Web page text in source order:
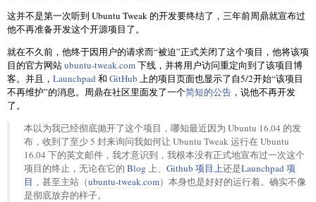
这并不是第一次听到 Ubuntu Tweak 的开发要终结了，三年前周鼎就宣布过
他不再准备开发这个开源项目了。
就在不久前，他终于因用户的请求而“被迫”正式关闭了这个项目，他将该项
目的官方网站ubuntu-tweak.com下线，并将用户访问重定向到了该项目博
客。并且， Launchpad 和 GitHub 上的项目页面也显示了自5/2开始“该项目
不再维护”的消息。周鼎在社区里面发了一个简短的公告 ，说他不再开发
了。
本以为我已经彻底抛开了这个项目，哪知最近因为 Ubuntu 16.04 的发
布，收到了至少 5 封来询问我如何让 Ubuntu Tweak 运行在 Ubuntu
16.04 下的英文邮件，我才意识到，我根本没有正式地宣布过一次这个
项目的终止，无论在它的 Blog 上、 Github 项目上还是Launchpad 项
目 ，甚至主站（ubuntu-tweak.com）本身也是好好的运行着。确实不像
是彻底放弃的样子。